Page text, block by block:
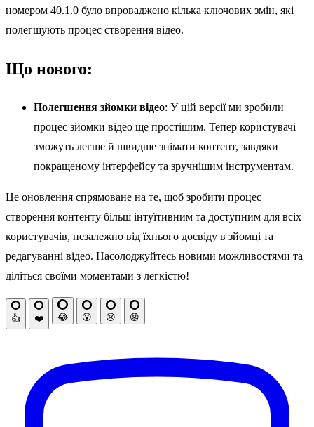
номером 40.1.0 було впроваджено кілька ключових змін, які
полегшують процес створення відео.
Що нового:
Полегшення зйомки відео: У цій версії ми зробили
процес зйомки відео ще простішим. Тепер користувачі
зможуть легше й швидше знімати контент, завдяки
покращеному інтерфейсу та зручнішим інструментам.
Це оновлення спрямоване на те, щоб зробити процес
створення контенту більш інтуїтивним та доступним для всіх
користувачів, незалежно від їхнього досвіду в зйомці та
редагуванні відео. Насолоджуйтесь новими можливостями та
діліться своїми моментами з легкістю!
👍 ❤️ 😂 😮 😢 😡